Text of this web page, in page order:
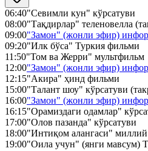
06:40"Севимли кун" кўрсатуви
08:00"Тақдирлар" теленовелла
09:00"Замон" (жонли эфир)
09:20"Илк бўса" Туркия фильми
11:50"Том ва Жерри" мультфильм
12:00"Замон" (жонли эфир)
12:15"Акира" ҳинд фильми
15:00"Талант шоу" кўрсатуви
16:00"Замон" (жонли эфир)
16:15"Орамиздаги одамлар"
17:00"Олов пазанда" кўрсатуви
18:00"Интиқом алангаси"
19:00"Оила учун" (янги мавсум)